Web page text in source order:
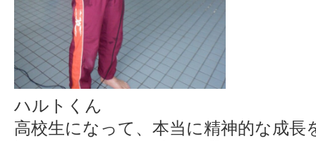
ハルトくん
高校生になって、本当に精神的な成長